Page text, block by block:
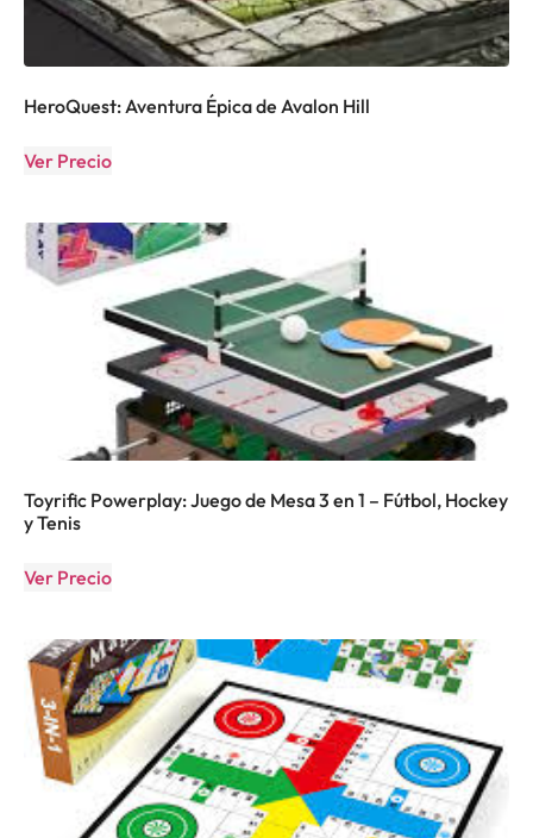
HeroQuest: Aventura Épica de Avalon Hill
Ver Precio
Toyrific Powerplay: Juego de Mesa 3 en 1 – Fútbol, Hockey
y Tenis
Ver Precio